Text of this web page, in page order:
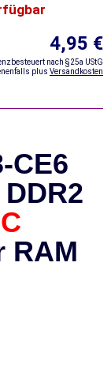
4,95 €
nach §25a UStG
plus Versandkosten
CE6
RAM